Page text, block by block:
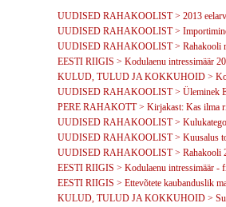
UUDISED RAHAKOOLIST > 2013
UUDISED RAHAKOOLIST > Importimine
UUDISED RAHAKOOLIST > Rahakooli
EESTI RIIGIS > Kodulaenu intressimäär
KULUD, TULUD JA KOKKUHOID >
UUDISED RAHAKOOLIST > Üleminek
PERE RAHAKOTT > Kirjakast: Kas ilma
UUDISED RAHAKOOLIST >
UUDISED RAHAKOOLIST > Kuusalus
UUDISED RAHAKOOLIST > Rahakooli
EESTI RIIGIS > Kodulaenu intressimäär -
EESTI RIIGIS > Ettevõtete kaubanduslik
KULUD, TULUD JA KOKKUHOID >